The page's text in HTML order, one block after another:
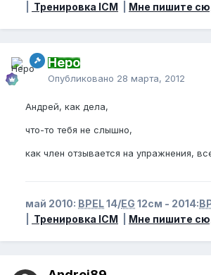
Тренировка ICM Мне пишите
Неро
Опубликовано 28 марта, 2012
Андрей, как дела,
что-то тебя не слышно,
как член отзывается на упражнения,
май 2010: BPEL14/EG 12см - 2014:
Тренировка ICM Мне пишите